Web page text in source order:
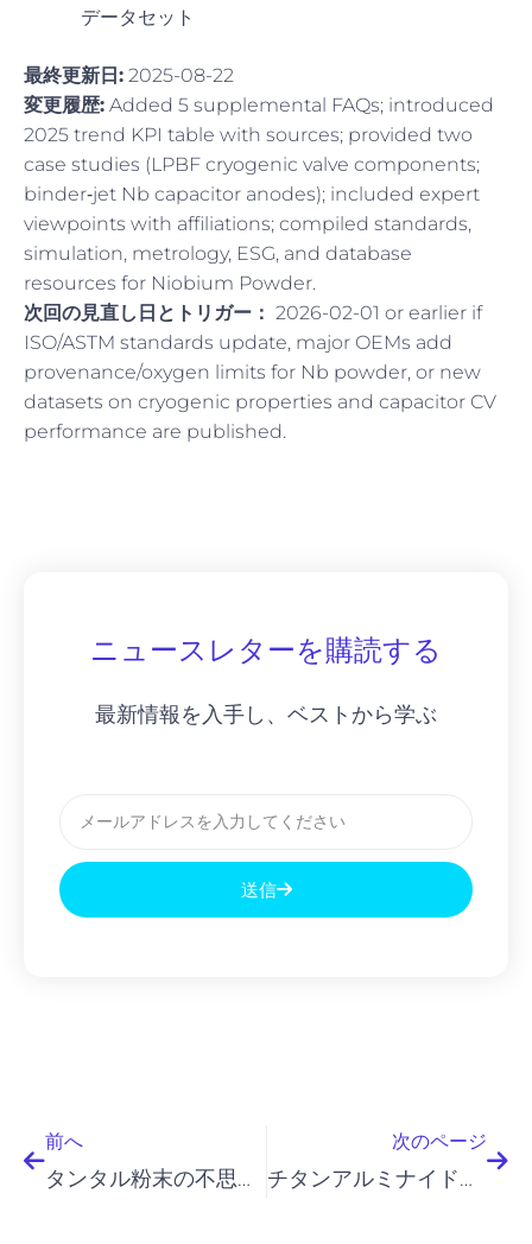
データセット
最終更新日: 2025-08-22
変更履歴: Added 5 supplemental FAQs; introduced
2025 trend KPI table with sources; provided two
case studies (LPBF cryogenic valve components;
binder‑jet Nb capacitor anodes); included expert
viewpoints with affiliations; compiled standards,
simulation, metrology, ESG, and database
resources for Niobium Powder.
次回の見直し日とトリガー： 2026-02-01 or earlier if
ISO/ASTM standards update, major OEMs add
provenance/oxygen limits for Nb powder, or new
datasets on cryogenic properties and capacitor CV
performance are published.
ニュースレターを購読する
最新情報を入手し、ベストから学ぶ
ル
送信
前へ
タンタル粉末の不思議を解き明かす
次のページ
チタンアルミナイド粉：奇跡の産業革命